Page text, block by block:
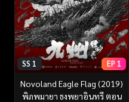
SS 1 EP 1
Novoland Eagle Flag (2019)
พิภพมายา ธงพยาอินทรี ตอน